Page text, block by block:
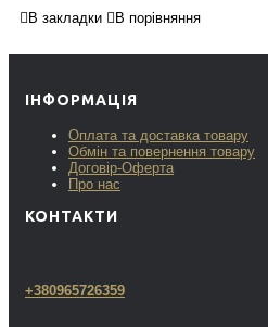
В закладки В порівняння
ІНФОРМАЦІЯ
Оплата та доставка товару
Обмін та повернення товару
Договір-Оферта
Про нас
КОНТАКТИ
+380965726359